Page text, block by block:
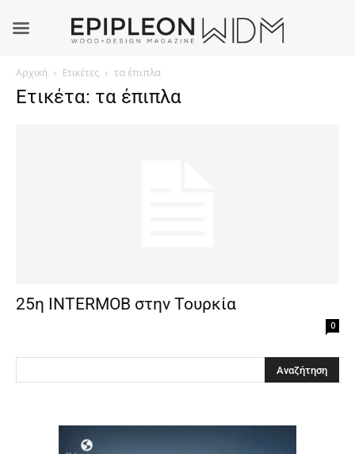
Αρχική Ετικέτες τα έπιπλα
Ετικέτα: τα έπιπλα
25η INTERMOB στην Τουρκία
0